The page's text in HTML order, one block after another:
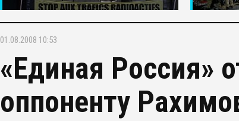
01.08.2008 10:53
«Единая Россия»
оппоненту